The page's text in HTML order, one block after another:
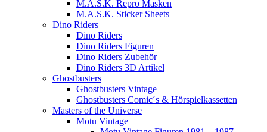
M.A.S.K. Repro Masken
M.A.S.K. Sticker Sheets
Dino Riders
Dino Riders
Dino Riders Figuren
Dino Riders Zubehör
Dino Riders 3D Artikel
Ghostbusters
Ghostbusters Vintage
Ghostbusters Comic´s & Hörspielkassetten
Masters of the Universe
Motu Vintage